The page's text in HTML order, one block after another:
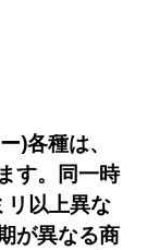
)各種は、
す。同一時
リ以上異な
が異なる商